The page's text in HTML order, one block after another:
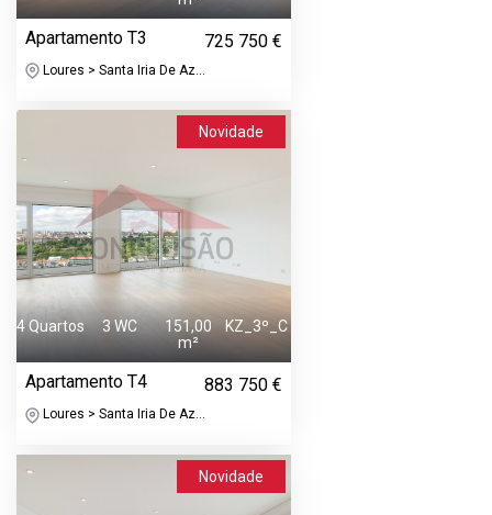
Apartamento T3 725 750 €
Loures > Santa Iria De Az...
Novidade
4 Quartos 3 WC
151,00
m²
KZ_3º_C
Apartamento T4 883 750 €
Loures > Santa Iria De Az...
Novidade